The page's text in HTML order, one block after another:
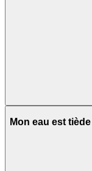
Mon eau est